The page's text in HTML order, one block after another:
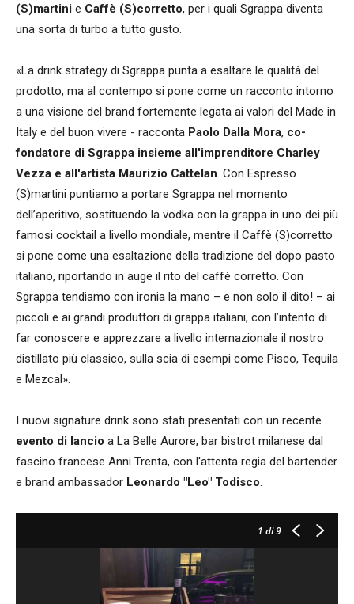
(S)martini e Caffè (S)corretto, per i quali Sgrappa diventa
una sorta di turbo a tutto gusto.
«La drink strategy di Sgrappa punta a esaltare le qualità del
prodotto, ma al contempo si pone come un racconto intorno
a una visione del brand fortemente legata ai valori del Made in
Italy e del buon vivere - racconta Paolo Dalla Mora, co-
fondatore di Sgrappa insieme all'imprenditore Charley
Vezza e all'artista Maurizio Cattelan. Con Espresso
(S)martini puntiamo a portare Sgrappa nel momento
dell’aperitivo, sostituendo la vodka con la grappa in uno dei più
famosi cocktail a livello mondiale, mentre il Caffè (S)corretto
si pone come una esaltazione della tradizione del dopo pasto
italiano, riportando in auge il rito del caffè corretto. Con
Sgrappa tendiamo con ironia la mano – e non solo il dito! – ai
piccoli e ai grandi produttori di grappa italiani, con l’intento di
far conoscere e apprezzare a livello internazionale il nostro
distillato più classico, sulla scia di esempi come Pisco, Tequila
e Mezcal».
I nuovi signature drink sono stati presentati con un recente
evento di lancio a La Belle Aurore, bar bistrot milanese dal
fascino francese Anni Trenta, con l'attenta regia del bartender
e brand ambassador Leonardo "Leo" Todisco.
1 di 9